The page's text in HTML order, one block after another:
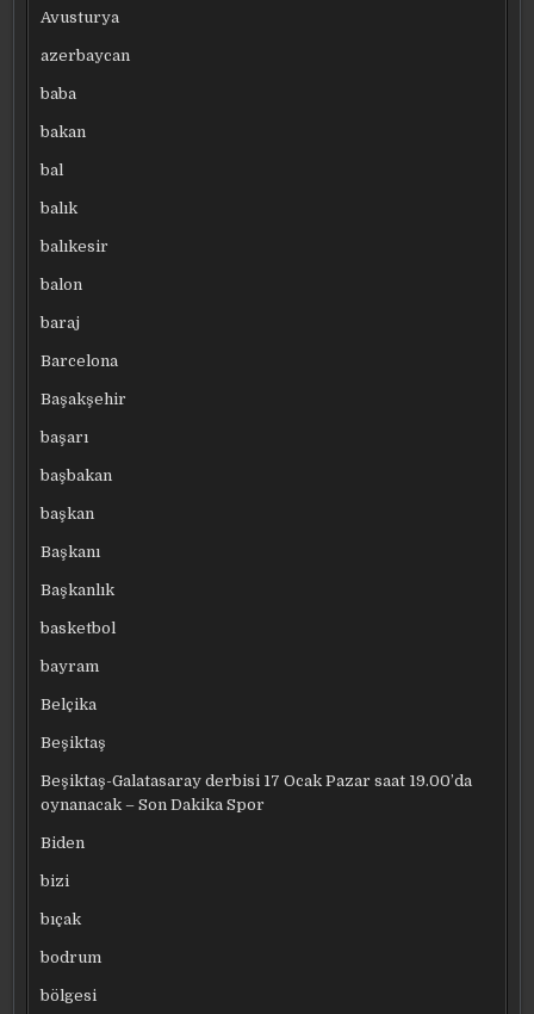
Avusturya
azerbaycan
baba
bakan
bal
balık
balıkesir
balon
baraj
Barcelona
Başakşehir
başarı
başbakan
başkan
Başkanı
Başkanlık
basketbol
bayram
Belçika
Beşiktaş
Beşiktaş-Galatasaray derbisi 17 Ocak Pazar saat 19.00’da
oynanacak – Son Dakika Spor
Biden
bizi
bıçak
bodrum
bölgesi